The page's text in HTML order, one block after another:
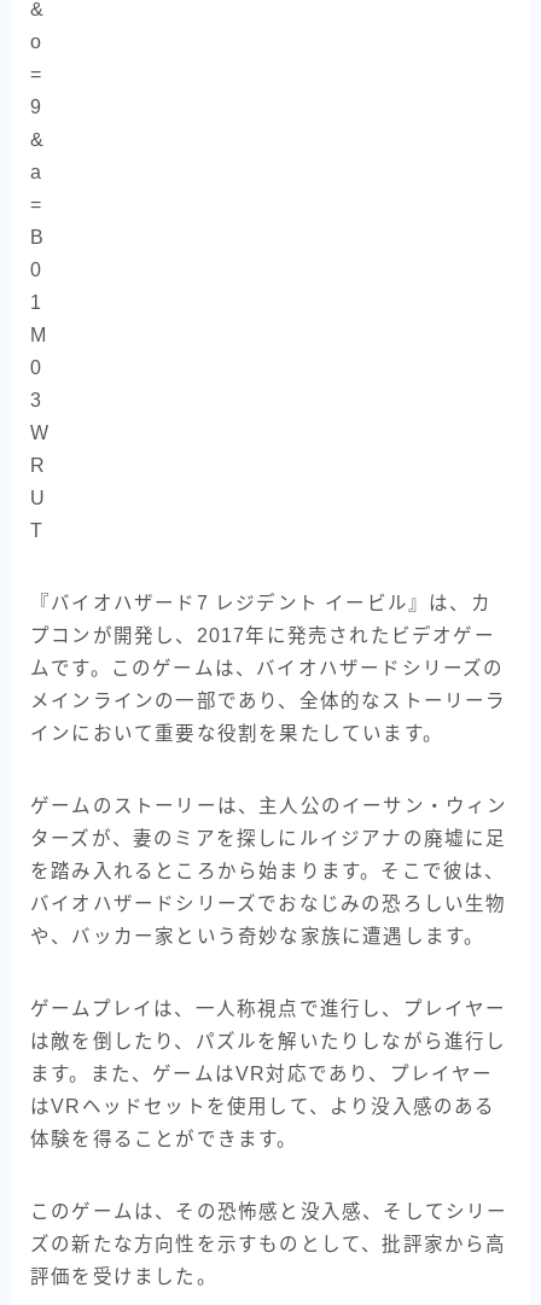
『バイオハザード7 レジデント イービル』は、カ
プコンが開発し、2017年に発売されたビデオゲー
ムです。このゲームは、バイオハザードシリーズの
メインラインの一部であり、全体的なストーリーラ
インにおいて重要な役割を果たしています。
ゲームのストーリーは、主人公のイーサン・ウィン
ターズが、妻のミアを探しにルイジアナの廃墟に足
を踏み入れるところから始まります。そこで彼は、
バイオハザードシリーズでおなじみの恐ろしい生物
や、バッカー家という奇妙な家族に遭遇します。
ゲームプレイは、一人称視点で進行し、プレイヤー
は敵を倒したり、パズルを解いたりしながら進行し
ます。また、ゲームはVR対応であり、プレイヤー
はVRヘッドセットを使用して、より没入感のある
体験を得ることができます。
このゲームは、その恐怖感と没入感、そしてシリー
ズの新たな方向性を示すものとして、批評家から高
評価を受けました。